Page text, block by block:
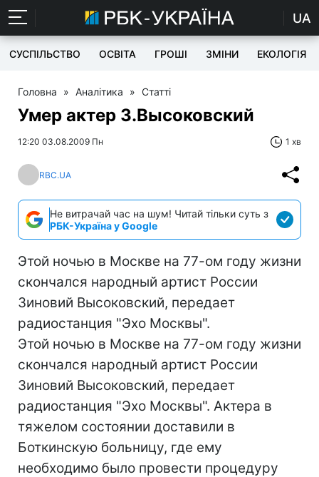
UA
СУСПІЛЬСТВО ОСВІТА ГРОШІ ЗМІНИ ЕКОЛОГІЯ
Головна » Аналітика » Статті
Умер актер З.Высоковский
12:20 03.08.2009 Пн 1 хв
RBC.UA
Не витрачай час на шум! Читай тільки суть з
РБК-Україна у Google
Этой ночью в Москве на 77-ом году жизни
скончался народный артист России
Зиновий Высоковский, передает
радиостанция "Эхо Москвы".
Этой ночью в Москве на 77-ом году жизни
скончался народный артист России
Зиновий Высоковский, передает
радиостанция "Эхо Москвы". Актера в
тяжелом состоянии доставили в
Боткинскую больницу, где ему
необходимо было провести процедуру